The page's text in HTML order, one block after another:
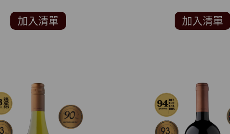
加入清單 加入清單